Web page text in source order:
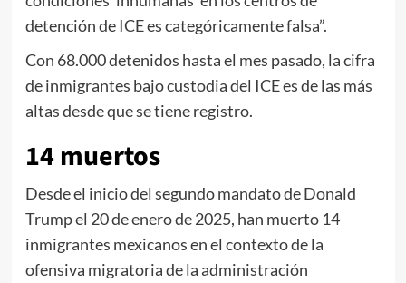
detención de ICE es categóricamente falsa”.
Con 68.000 detenidos hasta el mes pasado, la cifra
de inmigrantes bajo custodia del ICE es de las más
altas desde que se tiene registro.
14 muertos
Desde el inicio del segundo mandato de Donald
Trump el 20 de enero de 2025, han muerto 14
inmigrantes mexicanos en el contexto de la
ofensiva migratoria de la administración